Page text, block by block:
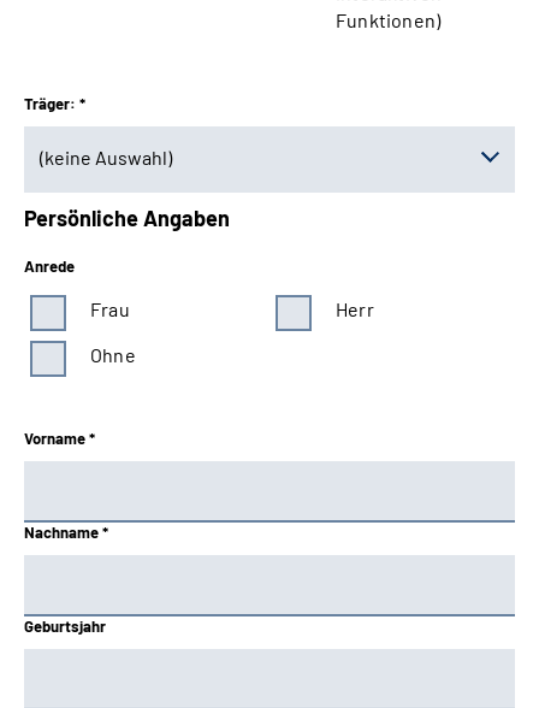
Funktionen)
Träger: *
(keine Auswahl)
(keine Auswahl)
Baden-Württemberg
Bayern Süd
Braunschweig-Hannover
Knappschaft-Bahn-See
Persönliche Angaben
Anrede
Frau
Herr
Ohne
Vorname *
Nachname *
Geburtsjahr